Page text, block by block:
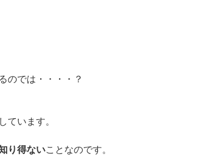
のでは・・・・？
ています。
り得ないことなのです。